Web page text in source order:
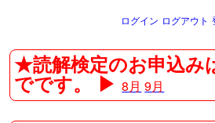
ログイン ログアウト
★読解検定のお申込み
でです。 ▶8月 9月